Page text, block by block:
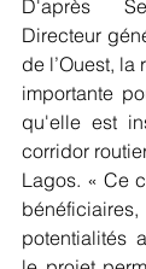
D'après
Directeur
de l’Ouest, la
importante
qu'elle est
corridor
Lagos. « Ce
potentialités